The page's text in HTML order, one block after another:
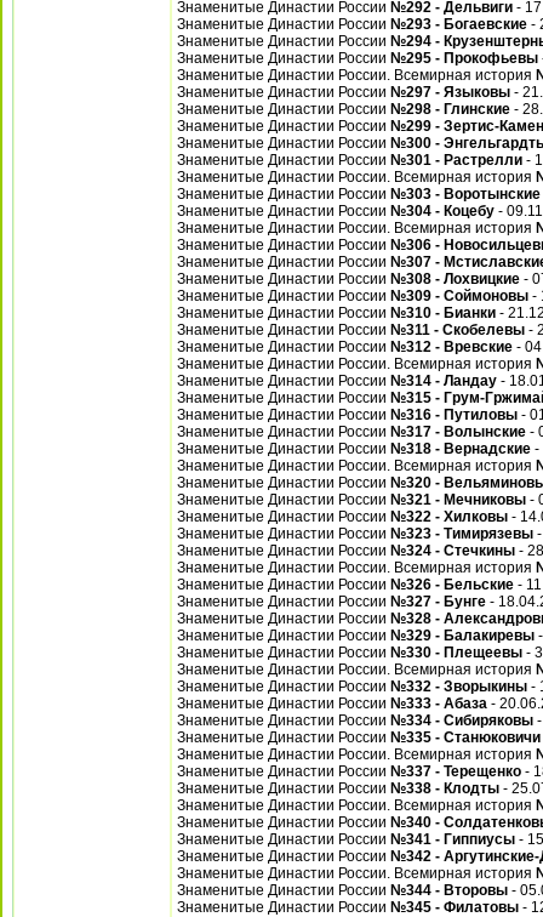
Знаменитые Династии России №292 - Дельвиги -
Знаменитые Династии России №293 - Богаевские -
Знаменитые Династии России №294 -
Знаменитые Династии России №295 - Прокофьевы
Знаменитые Династии России. Всемирная история
Знаменитые Династии России №297 - Языковы -
Знаменитые Династии России №298 - Глинские -
Знаменитые Династии России №299 - Зертис-
Знаменитые Династии России №300 -
Знаменитые Династии России №301 - Растрелли -
Знаменитые Династии России. Всемирная история
Знаменитые Династии России №303 - Воротынские
Знаменитые Династии России №304 - Коцебу -
Знаменитые Династии России. Всемирная история
Знаменитые Династии России №306 -
Знаменитые Династии России №307 -
Знаменитые Династии России №308 - Лохвицкие -
Знаменитые Династии России №309 - Соймоновы -
Знаменитые Династии России №310 - Бианки -
Знаменитые Династии России №311 - Скобелевы -
Знаменитые Династии России №312 - Вревские -
Знаменитые Династии России. Всемирная история
Знаменитые Династии России №314 - Ландау -
Знаменитые Династии России №315 - Грум-
Знаменитые Династии России №316 - Путиловы -
Знаменитые Династии России №317 - Волынские -
Знаменитые Династии России №318 - Вернадские -
Знаменитые Династии России. Всемирная история
Знаменитые Династии России №320 -
Знаменитые Династии России №321 - Мечниковы -
Знаменитые Династии России №322 - Хилковы -
Знаменитые Династии России №323 - Тимирязевы
Знаменитые Династии России №324 - Стечкины -
Знаменитые Династии России. Всемирная история
Знаменитые Династии России №326 - Бельские -
Знаменитые Династии России №327 - Бунге -
Знаменитые Династии России №328 -
Знаменитые Династии России №329 - Балакиревы
Знаменитые Династии России №330 - Плещеевы -
Знаменитые Династии России. Всемирная история
Знаменитые Династии России №332 - Зворыкины -
Знаменитые Династии России №333 - Абаза -
Знаменитые Династии России №334 - Сибиряковы
Знаменитые Династии России №335 - Станюковичи
Знаменитые Династии России. Всемирная история
Знаменитые Династии России №337 - Терещенко -
Знаменитые Династии России №338 - Клодты -
Знаменитые Династии России. Всемирная история
Знаменитые Династии России №340 -
Знаменитые Династии России №341 - Гиппиусы -
Знаменитые Династии России №342 -
Знаменитые Династии России. Всемирная история
Знаменитые Династии России №344 - Второвы -
Знаменитые Династии России №345 - Филатовы -